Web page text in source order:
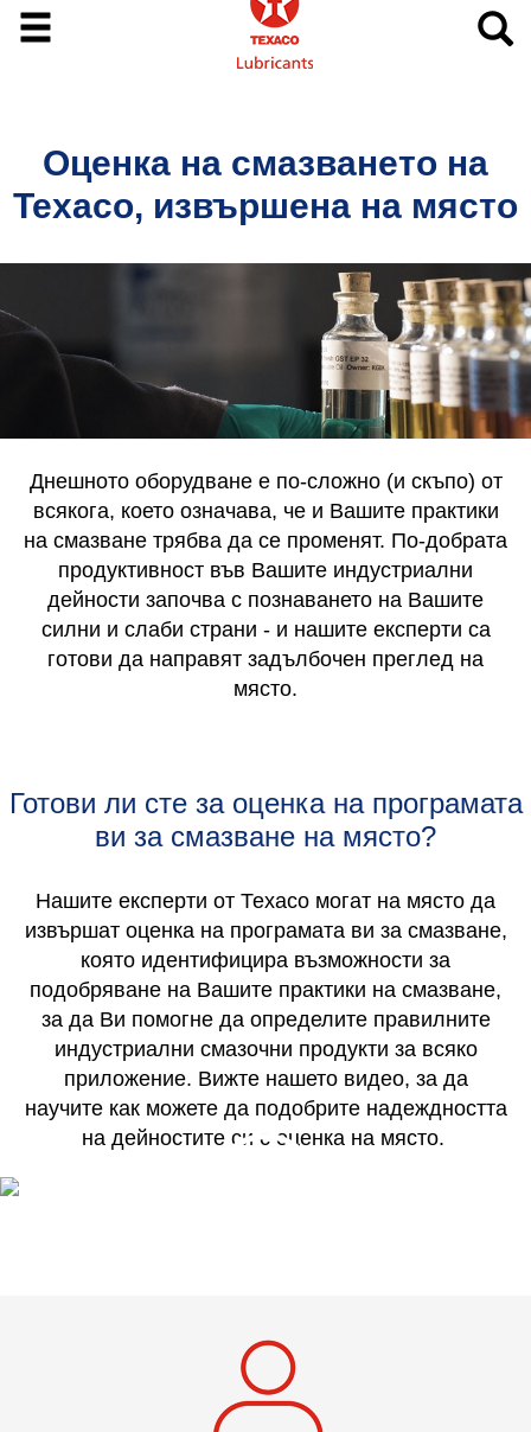
Оценка на смазването на
Texaco, извършена на място
Днешното оборудване е по-сложно (и скъпо) от
всякога, което означава, че и Вашите практики
на смазване трябва да се променят. По-добрата
продуктивност във Вашите индустриални
дейности започва с познаването на Вашите
силни и слаби страни - и нашите експерти са
готови да направят задълбочен преглед на
място.
Готови ли сте за оценка на програмата
ви за смазване на място?
Нашите експерти от Техасо могат на място да
извършат оценка на програмата ви за смазване,
която идентифицира възможности за
подобряване на Вашите практики на смазване,
за да Ви помогне да определите правилните
индустриални смазочни продукти за всяко
приложение. Вижте нашето видео, за да
научите как можете да подобрите надеждността
на дейностите си с оценка на място.